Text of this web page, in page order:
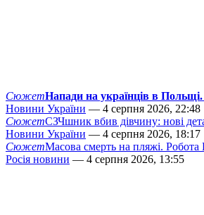
СюжетНапади на українців в
Новини України — 4 серпня 2026, 22:48
СюжетСЗЧшник вбив дівчину: нові
Новини України — 4 серпня 2026, 18:17
СюжетМасова смерть на пляжі.
Росія новини — 4 серпня 2026, 13:55